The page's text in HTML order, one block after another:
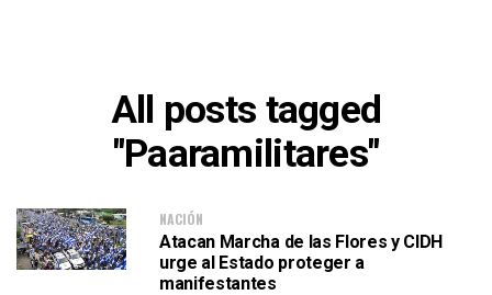
All posts tagged
"Paaramilitares"
NACIÓN
Atacan Marcha de las Flores y CIDH
urge al Estado proteger a
manifestantes